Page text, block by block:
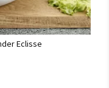
Eclisse